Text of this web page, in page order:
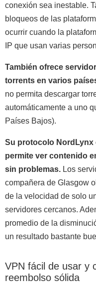
conexión sea inestable.
bloqueos de las
ocurrir cuando la
IP que usan varias
También ofrece
torrents en varios
no permita descargar
automáticamente a uno
Países Bajos).
Su protocolo NordLynx
permite ver contenido
sin problemas. Los
compañera de Glasgow
de la velocidad de solo
servidores cercanos.
promedio de la
un resultado bastante
VPN fácil de usar y
reembolso sólida